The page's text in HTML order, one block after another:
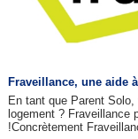
Fraveillance, une aide
En tant que Parent
logement ? Fraveillance
!Concrètement